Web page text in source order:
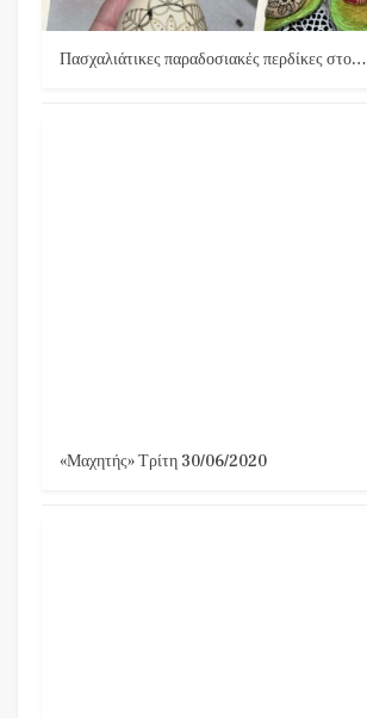
Πασχαλιάτικες παραδοσιακές περδίκες στο…
«Μαχητής» Τρίτη 30/06/2020